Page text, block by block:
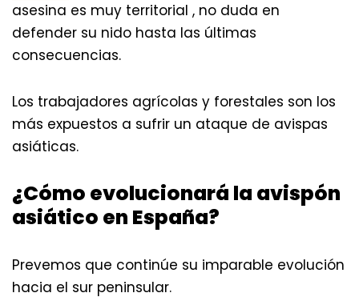
asesina es muy territorial , no duda en
defender su nido hasta las últimas
consecuencias.
Los trabajadores agrícolas y forestales son los
más expuestos a sufrir un ataque de avispas
asiáticas.
¿Cómo evolucionará la avispón
asiático en España?
Prevemos que continúe su imparable evolución
hacia el sur peninsular.